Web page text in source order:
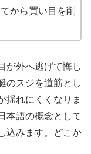
から買い目を削
が外へ逃げて悔し
のスジを道筋とし
揺れにくくなりま
本語の概念として
込みます。どこか